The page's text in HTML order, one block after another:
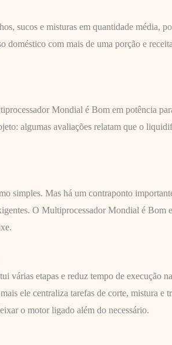
sucos e misturas em quantidade média,
com mais de uma porção e
Mondial é Bom em potência
algumas avaliações relatam que o
simples. Mas há um contraponto
O Multiprocessador Mondial é Bom
etapas e reduz tempo de execução
ele centraliza tarefas de corte, mistura e
o motor ligado além do necessário.